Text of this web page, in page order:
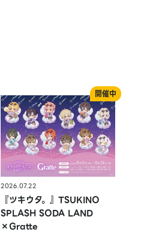
2026.07.22
『ツキウタ。』TSUKINO
SPLASH SODA LAND
×Gratte